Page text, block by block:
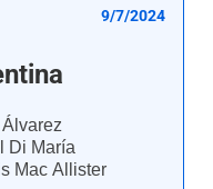
9/7/2024
Di María
Mac Allister